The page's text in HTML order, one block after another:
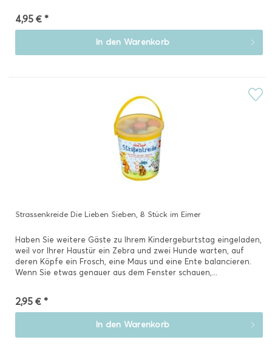
4,95 € *
In den Warenkorb
Strassenkreide Die Lieben Sieben, 8 Stück im Eimer
Haben Sie weitere Gäste zu Ihrem Kindergeburtstag eingeladen,
weil vor Ihrer Haustür ein Zebra und zwei Hunde warten, auf
deren Köpfe ein Frosch, eine Maus und eine Ente balancieren.
Wenn Sie etwas genauer aus dem Fenster schauen,...
2,95 € *
In den Warenkorb